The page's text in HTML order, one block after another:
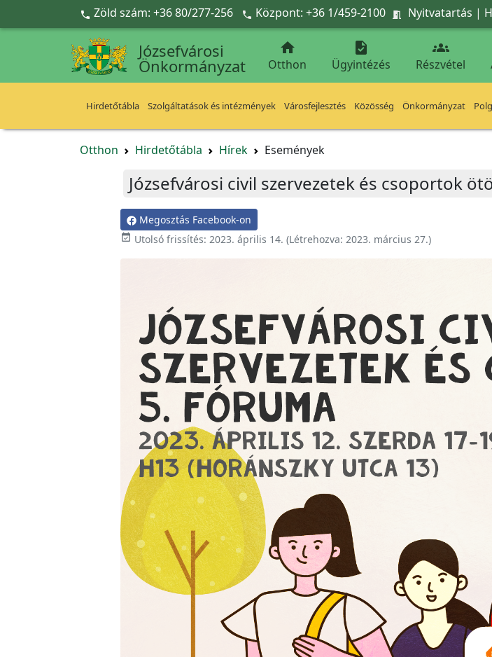
Ugrás a fő tartalomra
 Zöld szám: +36 80/277-256  Központ: +36 1/459-2100  Nyitvatartás |
Józsefvárosi
Önkormányzat

Otthon

Ügyintézés

Részvétel
Hirdetőtábla Szolgáltatások és intézmények Városfejlesztés Közösség Önkormányzat
Otthon Hirdetőtábla Hírek Események
Józsefvárosi civil szervezetek és csoportok
Megosztás Facebook-on
 Utolsó frissítés: 2023. április 14. (Létrehozva: 2023. március 27.)